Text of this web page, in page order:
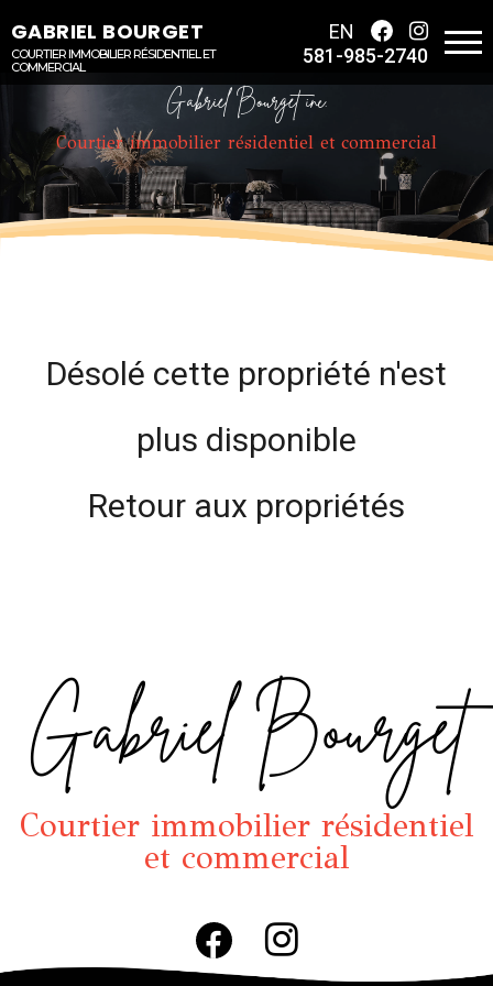
GABRIEL BOURGET
COURTIER IMMOBILIER RÉSIDENTIEL ET
COMMERCIAL
EN
581-985-2740
Gabriel Bourget inc.
Courtier immobilier résidentiel et commercial
Désolé cette propriété n'est
plus disponible
Retour aux propriétés
Gabriel Bourget
Courtier immobilier résidentiel
et commercial